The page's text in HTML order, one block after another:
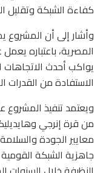
كفاءة الشبكة وتقليل
وأشار إلى أن المشروع
المصرية، باعتباره
يواكب أحدث
الاستفادة من القدرات
ويعتمد تنفيذ المشروع
من قرة إنرجي
معايير الجودة والسلامة
جاهزية الشبكة